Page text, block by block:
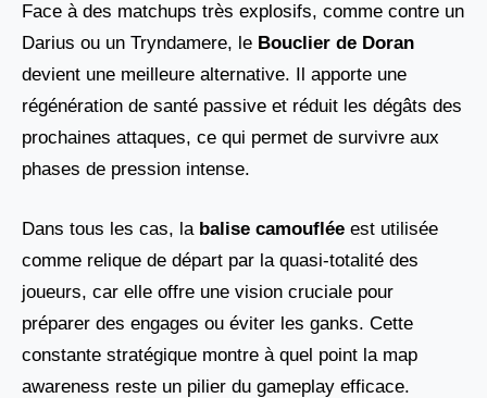
Face à des matchups très explosifs, comme contre un
Darius ou un Tryndamere, le Bouclier de Doran
devient une meilleure alternative. Il apporte une
régénération de santé passive et réduit les dégâts des
prochaines attaques, ce qui permet de survivre aux
phases de pression intense.
Dans tous les cas, la balise camouflée est utilisée
comme relique de départ par la quasi-totalité des
joueurs, car elle offre une vision cruciale pour
préparer des engages ou éviter les ganks. Cette
constante stratégique montre à quel point la map
awareness reste un pilier du gameplay efficace.